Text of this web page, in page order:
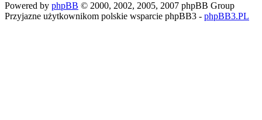
Powered by phpBB © 2000, 2002, 2005, 2007 phpBB Group
Przyjazne użytkownikom polskie wsparcie phpBB3 - phpBB3.PL